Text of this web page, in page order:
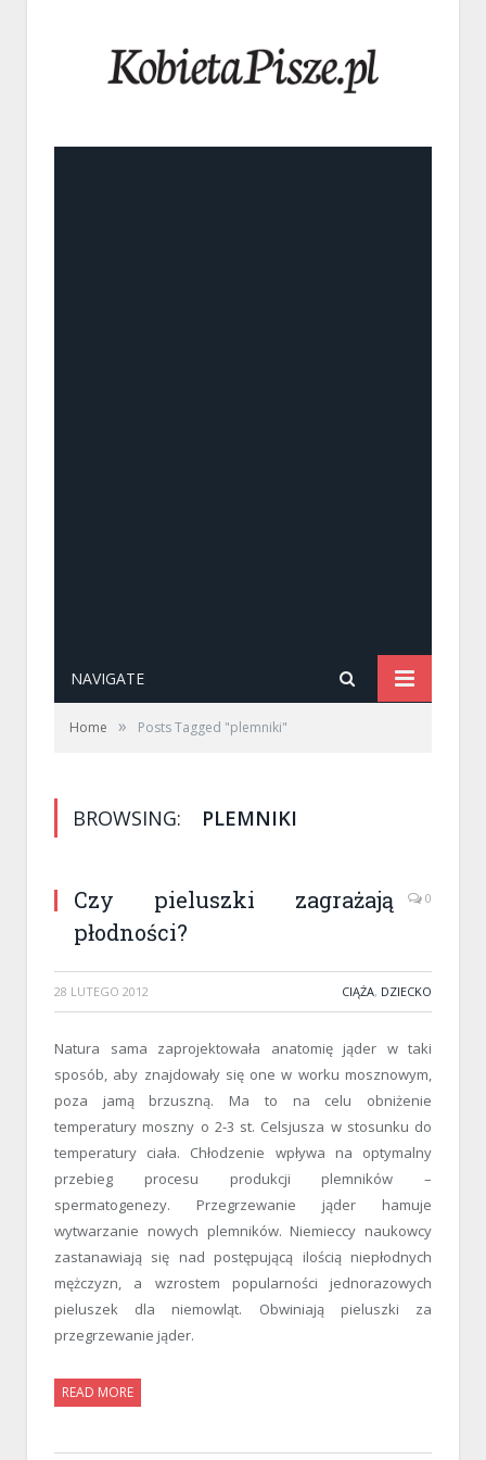
NAVIGATE
Home » Posts Tagged "plemniki"
BROWSING: PLEMNIKI
Czy pieluszki zagrażają
płodności?
0
28 LUTEGO 2012 CIĄŻA, DZIECKO
Natura sama zaprojektowała anatomię jąder w taki
sposób, aby znajdowały się one w worku mosznowym,
poza jamą brzuszną. Ma to na celu obniżenie
temperatury moszny o 2-3 st. Celsjusza w stosunku do
temperatury ciała. Chłodzenie wpływa na optymalny
przebieg procesu produkcji plemników –
spermatogenezy. Przegrzewanie jąder hamuje
wytwarzanie nowych plemników. Niemieccy naukowcy
zastanawiają się nad postępującą ilością niepłodnych
mężczyzn, a wzrostem popularności jednorazowych
pieluszek dla niemowląt. Obwiniają pieluszki za
przegrzewanie jąder.
READ MORE